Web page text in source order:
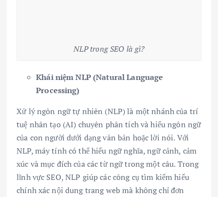
NLP trong SEO là gì?
Khái niệm NLP (Natural Language
Processing)
Xử lý ngôn ngữ tự nhiên (NLP) là một nhánh của trí
tuệ nhân tạo (AI) chuyên phân tích và hiểu ngôn ngữ
của con người dưới dạng văn bản hoặc lời nói. Với
NLP, máy tính có thể hiểu ngữ nghĩa, ngữ cảnh, cảm
xúc và mục đích của các từ ngữ trong một câu. Trong
lĩnh vực SEO, NLP giúp các công cụ tìm kiếm hiểu
chính xác nội dung trang web mà không chỉ đơn